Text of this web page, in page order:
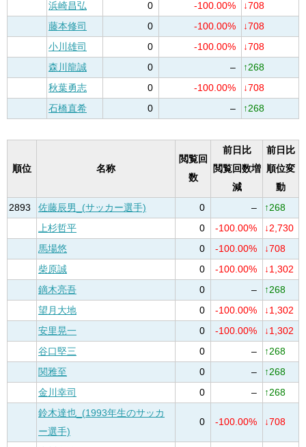
浜崎昌弘
0 -100.00%
↓708
藤本修司
0 -100.00%
↓708
小川雄司
0 -100.00%
↓708
森川龍誠
0 –
↑268
秋葉勇志
0 -100.00%
↓708
石橋直希
0 – ↑268
順位 名称
閲覧回
数
前日比
閲覧回数増
減
前日比
順位変
動
2893
佐藤辰男_(サッカー選手) 0 –
↑268
上杉哲平
0 -100.00%
↓2,730
馬場悠
0 -100.00%
↓708
柴原誠
0 -100.00%
↓1,302
鏑木亮吾
0 –
↑268
望月大地
0 -100.00%
↓1,302
安里晃一
0 -100.00%
↓1,302
谷口堅三
0 –
↑268
関雅至
0 –
↑268
金川幸司
0 –
↑268
鈴木達也_(1993年生のサッカ
ー選手)
0 -100.00% ↓708